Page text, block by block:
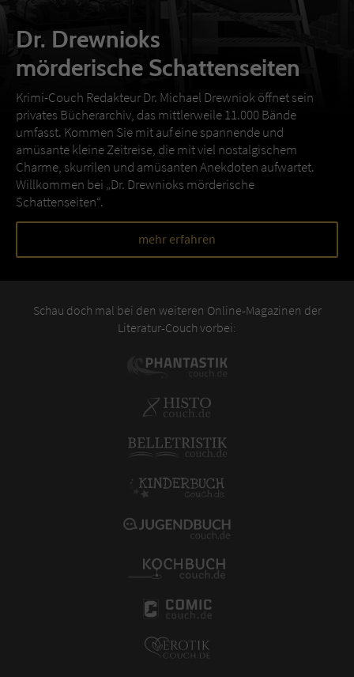
Dr. Drewnioks
mörderische Schattenseiten
Krimi-Couch Redakteur Dr. Michael Drewniok öffnet sein
privates Bücherarchiv, das mittlerweile 11.000 Bände
umfasst. Kommen Sie mit auf eine spannende und
amüsante kleine Zeitreise, die mit viel nostalgischem
Charme, skurrilen und amüsanten Anekdoten aufwartet.
Willkommen bei „Dr. Drewnioks mörderische
Schattenseiten“.
mehr erfahren
Schau doch mal bei den weiteren Online-Magazinen der
Literatur-Couch vorbei: